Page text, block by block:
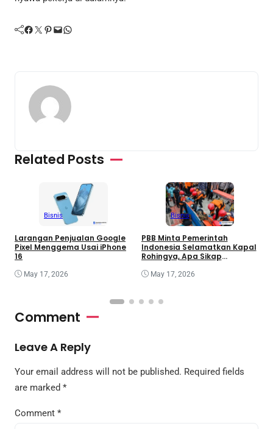
Facebook Twitter Pinterest Mail WhatsApp
Related Posts
Bisnis
Larangan Penjualan Google
Pixel Menggema Usai iPhone
16
May 17, 2026
Bisnis
PBB Minta Pemerintah
Indonesia Selamatkan Kapal
Rohingya, Apa Sikap
May 17, 2026
Comment
Leave A Reply
Your email address will not be published. Required fields
are marked *
Comment *